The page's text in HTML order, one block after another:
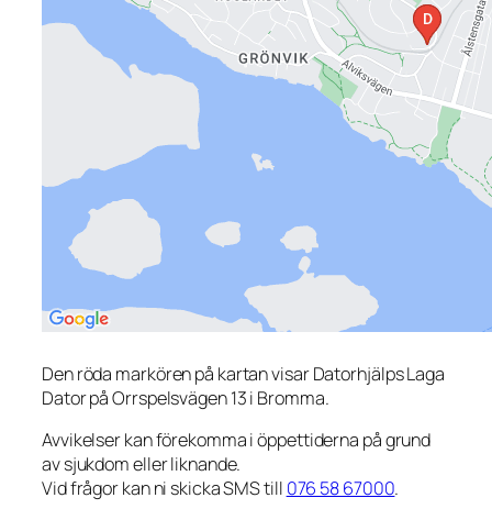
Den röda markören på kartan visar Datorhjälps Laga
Dator på Orrspelsvägen 13 i Bromma.
Avvikelser kan förekomma i öppettiderna på grund
av sjukdom eller liknande.
Vid frågor kan ni skicka SMS till 076 58 67000.